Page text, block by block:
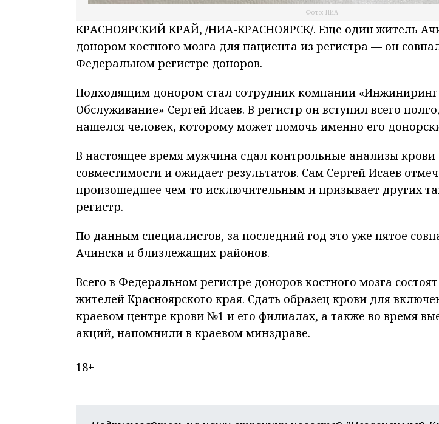
Фото: НИА
КРАСНОЯРСКИЙ КРАЙ, /НИА-КРАСНОЯРСК/. Еще один житель
донором костного мозга для пациента из регистра — он
Федеральном регистре доноров.
Подходящим донором стал сотрудник компании «Инжиниринг
Обслуживание» Сергей Исаев. В регистр он вступил всего
нашелся человек, которому может помочь именно его
В настоящее время мужчина сдал контрольные анализы
совместимости и ожидает результатов. Сам Сергей Исаев
произошедшее чем-то исключительным и призывает других
регистр.
По данным специалистов, за последний год это уже пятое
Ачинска и близлежащих районов.
Всего в Федеральном регистре доноров костного мозга
жителей Красноярского края. Сдать образец крови для
краевом центре крови №1 и его филиалах, а также во время
акций, напомнили в краевом минздраве.
18+